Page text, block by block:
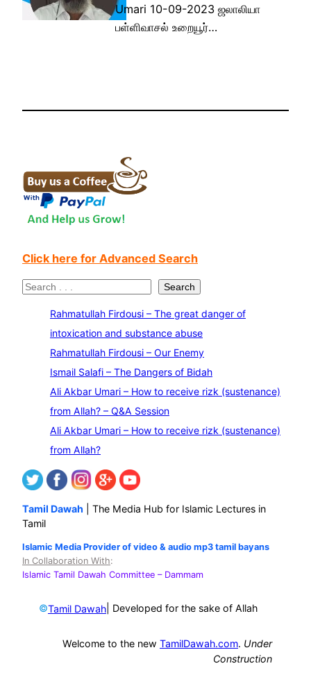
Umari 10-09-2023 ஜலாலியா
பள்ளிவாசல் உறையூர்…
Click here for Advanced Search
S
Search
Rahmatullah Firdousi – The great danger of
intoxication and substance abuse
Rahmatullah Firdousi – Our Enemy
Ismail Salafi – The Dangers of Bidah
Ali Akbar Umari – How to receive rizk (sustenance)
from Allah? – Q&A Session
Ali Akbar Umari – How to receive rizk (sustenance)
from Allah?
Tamil Dawah | The Media Hub for Islamic Lectures in
Tamil
Islamic Media Provider of video & audio mp3 tamil bayans
In Collaboration With:
Islamic Tamil Dawah Committee – Dammam
©Tamil Dawah | Developed for the sake of Allah
Welcome to the new TamilDawah.com. Under
Construction